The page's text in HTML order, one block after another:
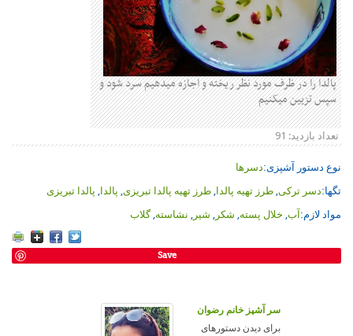
پالدا را در ظرف مورد نظر ریخته و اجازه میدهیم سرد شود و
سپس تزیین میکنیم
تعداد بازدید: 91
نوع دستور آشپزی:دسرها
تگها:دسر ترکی,طرز تهیه پالدا,طرز تهیه پالدا تبریزی, پالدا, پالدا تبریزی
مواد لازم: آب, خلال پسته, شکر, شیر, نشاسته,گلاب
Save
سر آشپز خانم رضوان
برای دیدن دستورهای